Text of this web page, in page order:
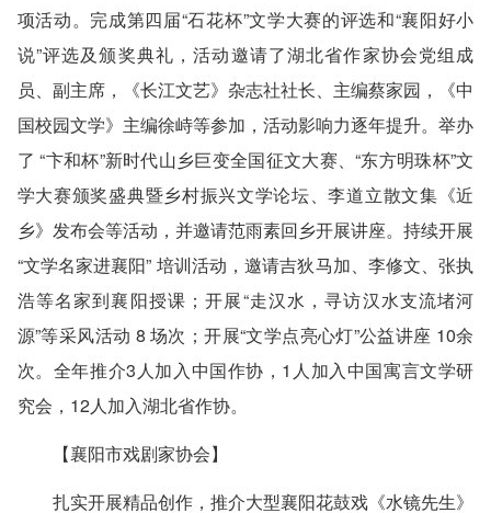
项活动。完成第四届“石花杯”文学大赛的评选和“襄阳好小
说”评选及颁奖典礼，活动邀请了湖北省作家协会党组成
员、副主席，《长江文艺》杂志社社长、主编蔡家园，《中
国校园文学》主编徐峙等参加，活动影响力逐年提升。举办
了 “卞和杯”新时代山乡巨变全国征文大赛、“东方明珠杯”文
学大赛颁奖盛典暨乡村振兴文学论坛、李道立散文集《近
乡》发布会等活动，并邀请范雨素回乡开展讲座。持续开展
“文学名家进襄阳” 培训活动，邀请吉狄马加、李修文、张执
浩等名家到襄阳授课；开展“走汉水，寻访汉水支流堵河
源”等采风活动 8 场次；开展“文学点亮心灯”公益讲座 10余
次。全年推介3人加入中国作协，1人加入中国寓言文学研
究会，12人加入湖北省作协。
【襄阳市戏剧家协会】
扎实开展精品创作，推介大型襄阳花鼓戏《水镜先生》